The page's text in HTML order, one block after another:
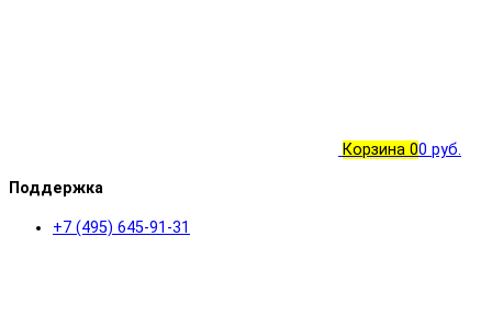
Корзина 00 руб.
Поддержка
+7 (495) 645-91-31